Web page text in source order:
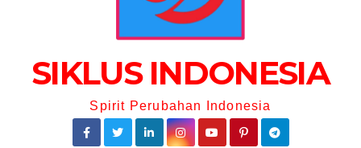
SIKLUS INDONESIA
Spirit Perubahan Indonesia